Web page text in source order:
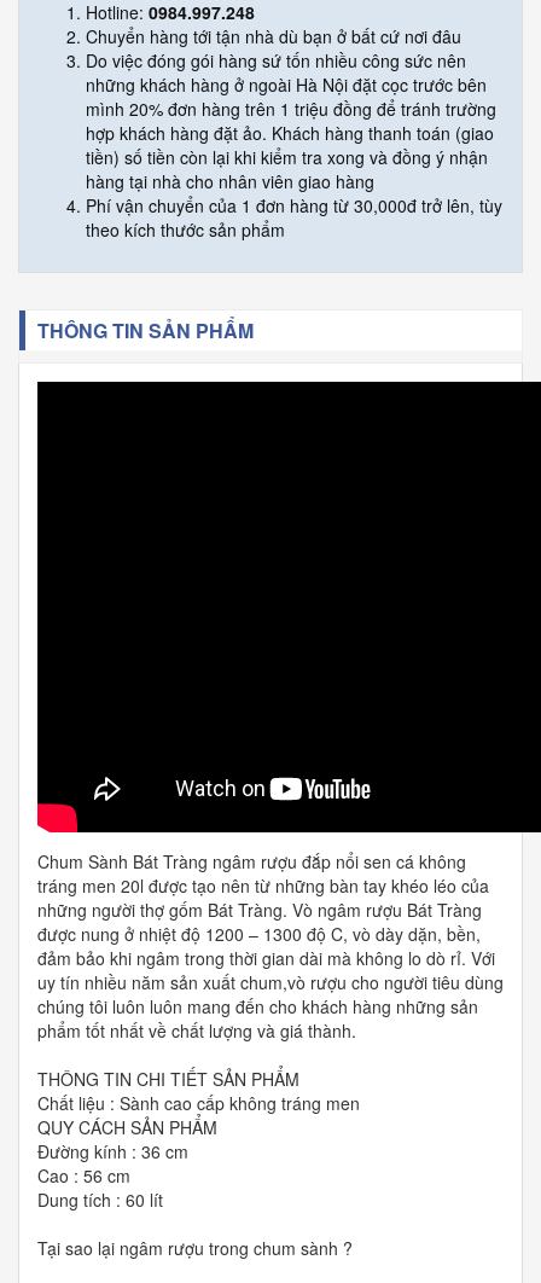
Hotline: 0984.997.248
Chuyển hàng tới tận nhà dù bạn ở bất cứ nơi đâu
Do việc đóng gói hàng sứ tốn nhiều công sức nên
những khách hàng ở ngoài Hà Nội đặt cọc trước bên
mình 20% đơn hàng trên 1 triệu đồng để tránh trường
hợp khách hàng đặt ảo. Khách hàng thanh toán (giao
tiền) số tiền còn lại khi kiểm tra xong và đồng ý nhận
hàng tại nhà cho nhân viên giao hàng
Phí vận chuyển của 1 đơn hàng từ 30,000đ trở lên, tùy
theo kích thước sản phẩm
THÔNG TIN SẢN PHẨM
Chum Sành Bát Tràng ngâm rượu đắp nổi sen cá không
tráng men 20l được tạo nên từ những bàn tay khéo léo của
những người thợ gốm Bát Tràng. Vò ngâm rượu Bát Tràng
được nung ở nhiệt độ 1200 – 1300 độ C, vò dày dặn, bền,
đảm bảo khi ngâm trong thời gian dài mà không lo dò rỉ. Với
uy tín nhiều năm sản xuất chum,vò rượu cho người tiêu dùng
chúng tôi luôn luôn mang đến cho khách hàng những sản
phẩm tốt nhất về chất lượng và giá thành.
THÔNG TIN CHI TIẾT SẢN PHẨM
Chất liệu : Sành cao cấp không tráng men
QUY CÁCH SẢN PHẨM
Đường kính : 36 cm
Cao : 56 cm
Dung tích : 60 lít
Tại sao lại ngâm rượu trong chum sành ?